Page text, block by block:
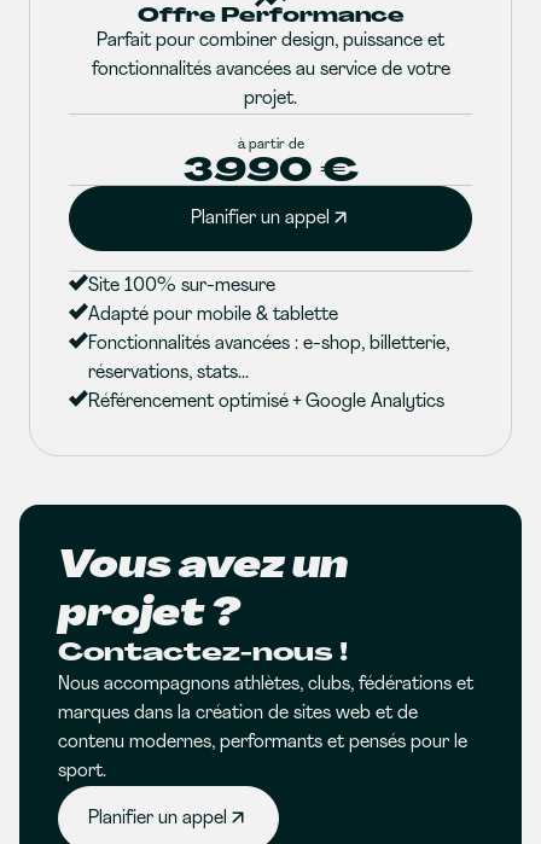
Offre Performance
Parfait pour combiner design, puissance et
fonctionnalités avancées au service de votre
projet.
à partir de
3990 €
Planifier un appel
Site 100% sur-mesure
Adapté pour mobile & tablette
Fonctionnalités avancées : e-shop, billetterie,
réservations, stats...
Référencement optimisé + Google Analytics
Vous avez un
projet ?
Contactez-nous !
Nous accompagnons athlètes, clubs, fédérations et
marques dans la création de sites web et de
contenu modernes, performants et pensés pour le
sport.
Planifier un appel